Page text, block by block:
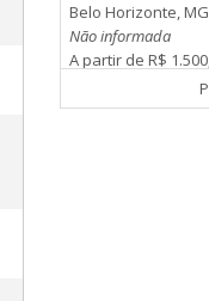
Belo Horizonte, MG
Não informada
A partir de R$